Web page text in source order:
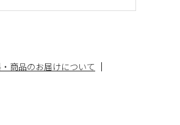
商品のお届けについて